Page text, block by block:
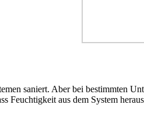
saniert. Aber bei bestimmten
Feuchtigkeit aus dem System